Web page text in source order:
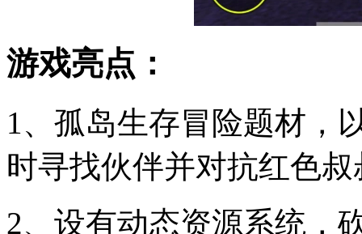
游戏亮点：
1、孤岛生存冒险题材，
时寻找伙伴并对抗红色
2、设有动态资源系统，